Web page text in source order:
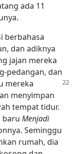
ada 11
berbahasa
dan adiknya
jajan mereka
pedangan, dan
mereka
menyimpan
tempat tidur.
baru Menjadi
Seminggu
rumah, dia